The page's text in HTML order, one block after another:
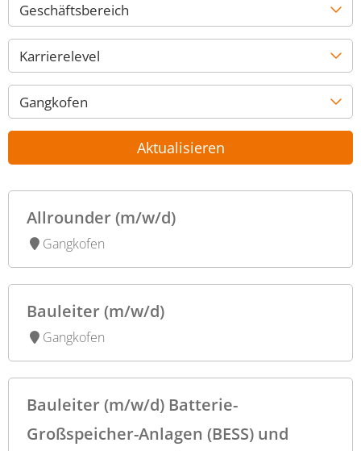
Geschäftsbereich
Karrierelevel
Gangkofen
Aktualisieren
Allrounder (m/w/d)
Gangkofen
Bauleiter (m/w/d)
Gangkofen
Bauleiter (m/w/d) Batterie-
Großspeicher-Anlagen (BESS) und